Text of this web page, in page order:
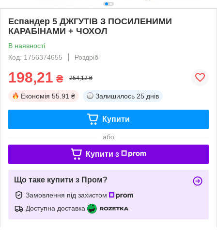
Еспандер 5 ДЖГУТІВ З ПОСИЛЕНИМИ
КАРАБІНАМИ + ЧОХОЛ
В наявності
Код: 1756374655
Роздріб
198,21 ₴ 254,12 ₴
Економія 55.91 ₴ Залишилось 25 днів
Купити
або
Купити з
Що таке купити з Пром?
Замовлення під захистом
Доступна доставка